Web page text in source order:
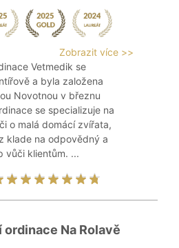
Zobrazit více >>
Vetmedik se
a byla založena
Novotnou v březnu
se specializuje na
o malá domácí zvířata,
klade na odpovědný a
vůči klientům. ...
Na Rolavě